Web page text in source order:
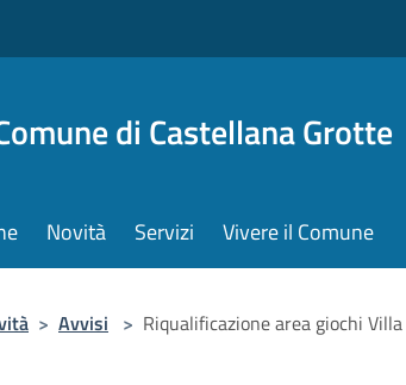
di Castellana Grotte
Novità Servizi Vivere il Comune
> Avvisi > Riqualificazione area giochi